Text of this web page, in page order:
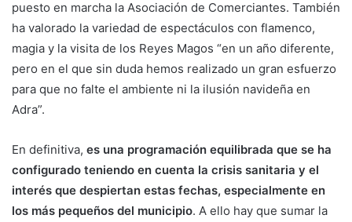
puesto en marcha la Asociación de Comerciantes. También
ha valorado la variedad de espectáculos con flamenco,
magia y la visita de los Reyes Magos “en un año diferente,
pero en el que sin duda hemos realizado un gran esfuerzo
para que no falte el ambiente ni la ilusión navideña en
Adra”.
En definitiva, es una programación equilibrada que se ha
configurado teniendo en cuenta la crisis sanitaria y el
interés que despiertan estas fechas, especialmente en
los más pequeños del municipio. A ello hay que sumar la